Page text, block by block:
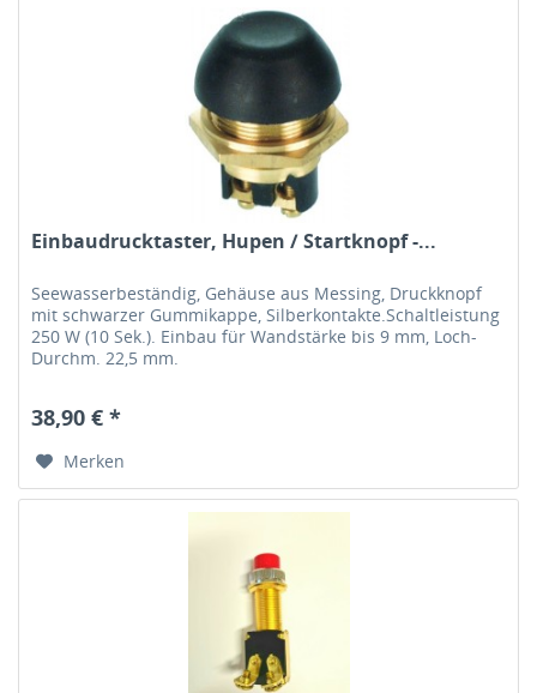
Einbaudrucktaster, Hupen / Startknopf -...
Seewasserbeständig, Gehäuse aus Messing, Druckknopf
mit schwarzer Gummikappe, Silberkontakte.Schaltleistung
250 W (10 Sek.). Einbau für Wandstärke bis 9 mm, Loch-
Durchm. 22,5 mm.
38,90 € *
Merken